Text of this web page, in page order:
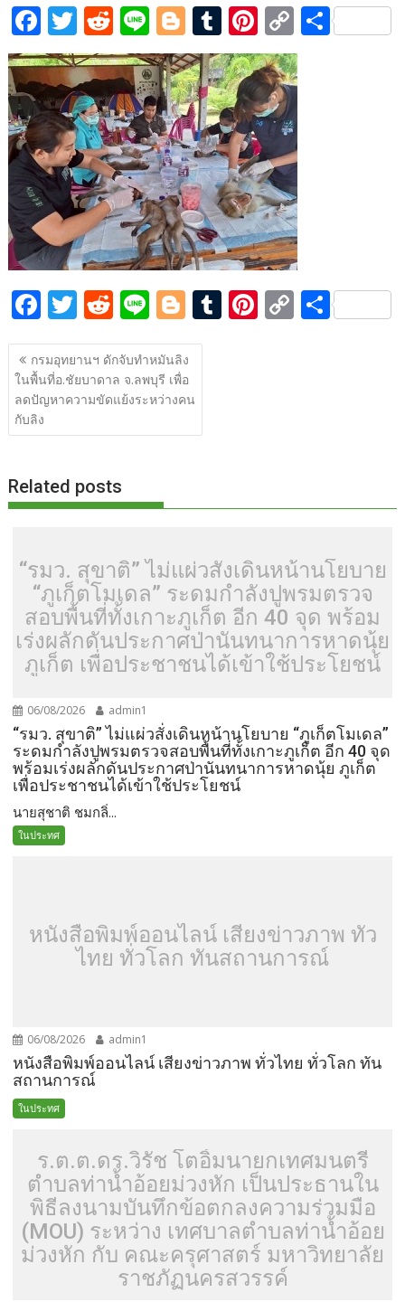
F
ac
e
b
o
o
k
T
w
itt
er
R
e
d
di
t
Li
n
e
Bl
o
g
g
er
T
u
m
bl
r
Pi
nt
er
e
st
C
o
p
Li
n
k
S
F
ac
e
b
o
o
k
T
w
itt
er
R
e
d
di
Li
n
e
Bl
o
g
g
T Pi C S
แนะแนว
เรื่อง
กรมอุทยานฯ ดักจับทำหมันลิง
ในพื้นที่อ.ชัยบาดาล จ.ลพบุรี เพื่อ
ลดปัญหาความขัดแย้งระหว่างคน
กับลิง
Related posts
“รมว. สุขาติ” ไม่แผ่วสั่งเดินหน้านโยบาย
“ภูเก็ตโมเดล” ระดมกำลังปูพรมตรวจ
สอบพื้นที่ทั้งเกาะภูเก็ต อีก 40 จุด พร้อม
เร่งผลักดันประกาศป่านันทนาการหาดนุ้ย
ภูเก็ต เพื่อประชาชนได้เข้าใช้ประโยชน์
06/08/2026 admin1
“รมว. สุขาติ” ไม่แผ่วสั่งเดินหน้านโยบาย “ภูเก็ตโมเดล”
ระดมกำลังปูพรมตรวจสอบพื้นที่ทั้งเกาะภูเก็ต อีก 40 จุด
พร้อมเร่งผลักดันประกาศป่านันทนาการหาดนุ้ย ภูเก็ต
เพื่อประชาชนได้เข้าใช้ประโยชน์
นายสุชาติ ชมกลิ่...
ในประทศ
หนังสือพิมพ์ออนไลน์ เสียงข่าวภาพ ทั่ว
ไทย ทั่วโลก ทันสถานการณ์
06/08/2026 admin1
หนังสือพิมพ์ออนไลน์ เสียงข่าวภาพ ทั่วไทย ทั่วโลก ทัน
สถานการณ์
ในประทศ
ร.ต.ต.ดร.วิรัช โตอิ้มนายกเทศมนตรี
ตำบลท่าน้ำอ้อยม่วงหัก เป็นประธานใน
พิธีลงนามบันทึกข้อตกลงความร่วมมือ
(MOU) ระหว่าง เทศบาลตำบลท่าน้ำอ้อย
ม่วงหัก กับ คณะครุศาสตร์ มหาวิทยาลัย
ราชภัฏนครสวรรค์